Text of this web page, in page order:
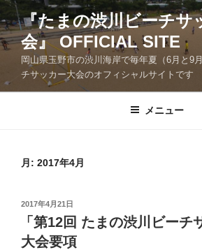
ン
テ
へ
『たまの渋川ビーチサ
会』 OFFICIAL SITE
岡山県玉野市の渋川海岸で毎年夏（6月と9
チサッカー大会のオフィシャルサイトです
メニュー
月: 2017年4月
投
2017年4月21日
「第12回 たまの渋川ビーチ
大会要項